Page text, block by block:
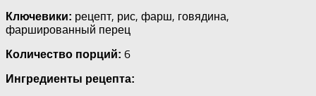
Ключевики: рецепт, рис, фарш, говядина,
фаршированный перец
Количество порций: 6
Ингредиенты рецепта: